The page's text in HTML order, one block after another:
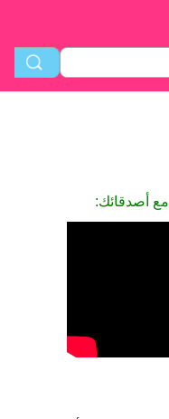
مع أصدقائك: